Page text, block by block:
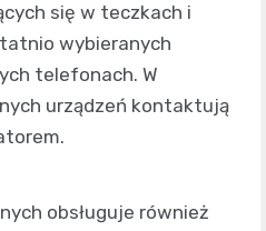
się w teczkach i
wybieranych
telefonach. W
urządzeń kontaktują
obsługuje również